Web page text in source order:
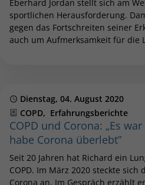
Eberhard Jordan stellt sich am
sportlichen Herausforderung.
gegen das Fortschreiten seiner
auch um Aufmerksamkeit für die
Publiziert
Dienstag, 04. August 2020
Kategorien
COPD Erfahrungsberichte
COPD und Corona: „Es
habe Corona überlebt”
Seit 20 Jahren hat Richard ein
COPD. Im März 2020 steckte sich
Corona an. Im Gespräch erzählt